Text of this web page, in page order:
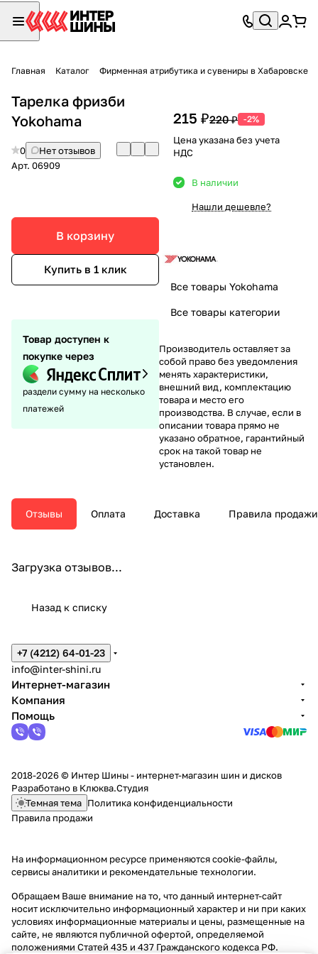
Главная Каталог Фирменная атрибутика и сувениры в Хабаровске
Тарелка фризби
Yokohama
0
Нет отзывов
Арт. 06909
В корзину
Купить в 1 клик
Товар доступен к
покупке через
раздели сумму на несколько
платежей
215 ₽220 ₽ -2%
Цена указана без учета
НДС
В наличии
Нашли дешевле?
Все товары Yokohama
Все товары категории
Производитель оставляет за
собой право без уведомления
менять характеристики,
внешний вид, комплектацию
товара и место его
производства. В случае, если в
описании товара прямо не
указано обратное, гарантийный
срок на такой товар не
установлен.
Отзывы Оплата Доставка Правила продажи
Загрузка отзывов...
Назад к списку
+7 (4212) 64-01-23
info@inter-shini.ru
Интернет-магазин
Компания
Помощь
2018-2026 © Интер Шины - интернет-магазин шин и дисков
Разработано в Клюква.Студия
Темная тема Политика конфиденциальности
Правила продажи
На информационном ресурсе применяютсяcookie-файлы,
сервисы аналитики и рекомендательные технологии.
Обращаем Ваше внимание на то, что данный интернет-сайт
носит исключительно информационный характер и ни при каких
условиях информационные материалы и цены, размещенные на
сайте, не являются публичной офертой, определяемой
положениями Статей 435 и 437 Гражданского кодекса РФ.